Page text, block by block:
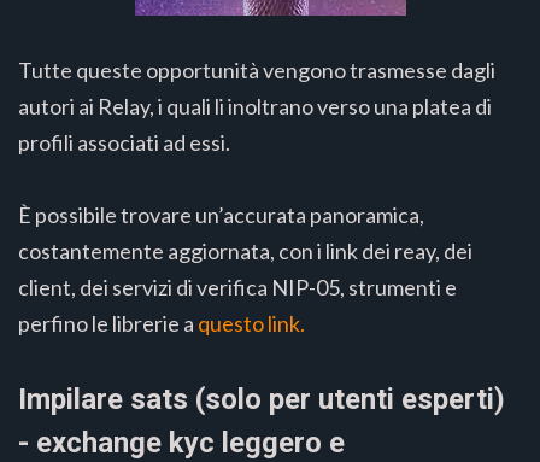
Tutte queste opportunità vengono trasmesse dagli
autori ai Relay, i quali li inoltrano verso una platea di
profili associati ad essi.
È possibile trovare un’accurata panoramica,
costantemente aggiornata, con i link dei reay, dei
client, dei servizi di verifica NIP-05, strumenti e
perfino le librerie a questo link.
Impilare sats (solo per utenti esperti)
- exchange kyc leggero e